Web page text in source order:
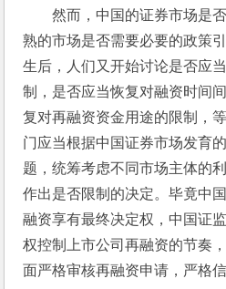
然而，中国的证券市场是
熟的市场是否需要必要的政策
生后，人们又开始讨论是否应
制，是否应当恢复对融资时间
复对再融资资金用途的限制，
门应当根据中国证券市场发育
题，统筹考虑不同市场主体的
作出是否限制的决定。毕竟中
融资享有最终决定权，中国证
权控制上市公司再融资的节奏
面严格审核再融资申请，严格